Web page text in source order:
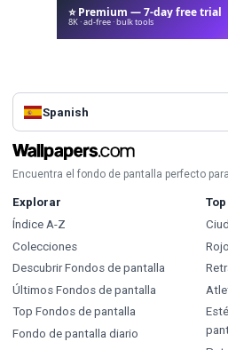
⭐ Premium — 7-day free trial
8K · ad-free · bulk tools
Spanish
Encuentra el fondo de pantalla perfecto
Explorar
Índice A-Z
Colecciones
Descubrir Fondos de pantalla
Últimos Fondos de pantalla
Top Fondos de pantalla
Fondo de pantalla diario